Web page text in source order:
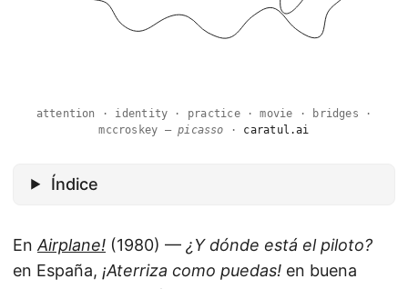
attention · identity · practice · movie · bridges ·
mccroskey —picasso · caratul.ai
Índice
En Airplane! (1980) — ¿Y dónde está el piloto?
en España, ¡Aterriza como puedas! en buena